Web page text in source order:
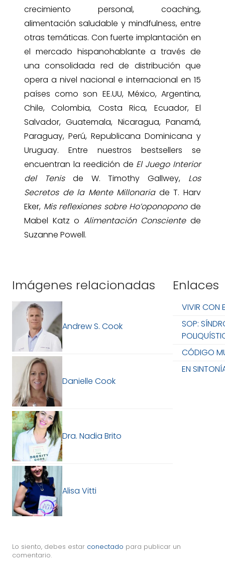
crecimiento personal, coaching,
alimentación saludable y mindfulness, entre
otras temáticas. Con fuerte implantación en
el mercado hispanohablante a través de
una consolidada red de distribución que
opera a nivel nacional e internacional en 15
países como son EE.UU, México, Argentina,
Chile, Colombia, Costa Rica, Ecuador, El
Salvador, Guatemala, Nicaragua, Panamá,
Paraguay, Perú, Republicana Dominicana y
Uruguay. Entre nuestros bestsellers se
encuentran la reedición de El Juego Interior
del Tenis de W. Timothy Gallwey, Los
Secretos de la Mente Millonaria de T. Harv
Eker, Mis reflexiones sobre Ho’oponoponode
Mabel Katz o Alimentación Conscientede
Suzanne Powell.
Imágenes relacionadas
Andrew S. Cook
Danielle Cook
Dra. Nadia Brito
Alisa Vitti
Enlaces
VIVIR CON
SOP:
CÓDIGO
EN
Lo siento, debes estar conectado para publicar un
comentario.